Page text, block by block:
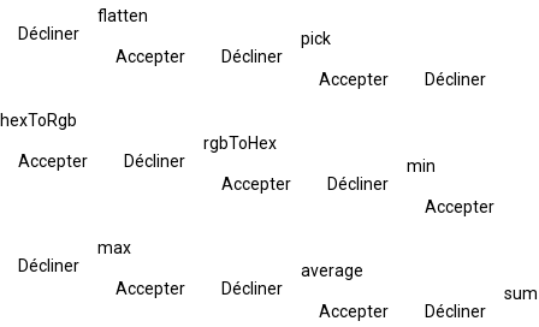
Décliner
flatten
Accepter Décliner
pick
Accepter Décliner
hexToRgb
Accepter Décliner
rgbToHex
Accepter Décliner
min
Accepter
Décliner
max
Accepter Décliner
average
Accepter Décliner
sum